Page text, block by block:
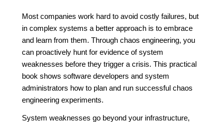
Most companies work hard to avoid costly failures, but
in complex systems a better approach is to embrace
and learn from them. Through chaos engineering, you
can proactively hunt for evidence of system
weaknesses before they trigger a crisis. This practical
book shows software developers and system
administrators how to plan and run successful chaos
engineering experiments.
System weaknesses go beyond your infrastructure,